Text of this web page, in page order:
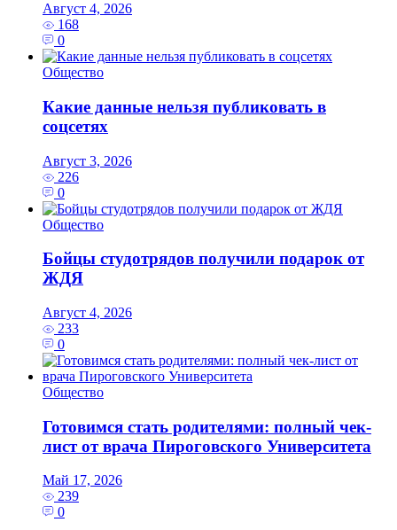
Август 4, 2026
168
0
Общество
Какие данные нельзя публиковать в
соцсетях
Август 3, 2026
226
0
Общество
Бойцы студотрядов получили подарок от
ЖДЯ
Август 4, 2026
233
0
Общество
Готовимся стать родителями: полный чек-
лист от врача Пироговского Университета
Май 17, 2026
239
0